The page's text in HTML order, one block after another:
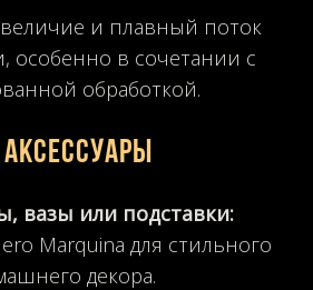
и плавный поток
особенно в сочетании с
обработкой.
вазы или подставки:
Marquina для стильного
декора.